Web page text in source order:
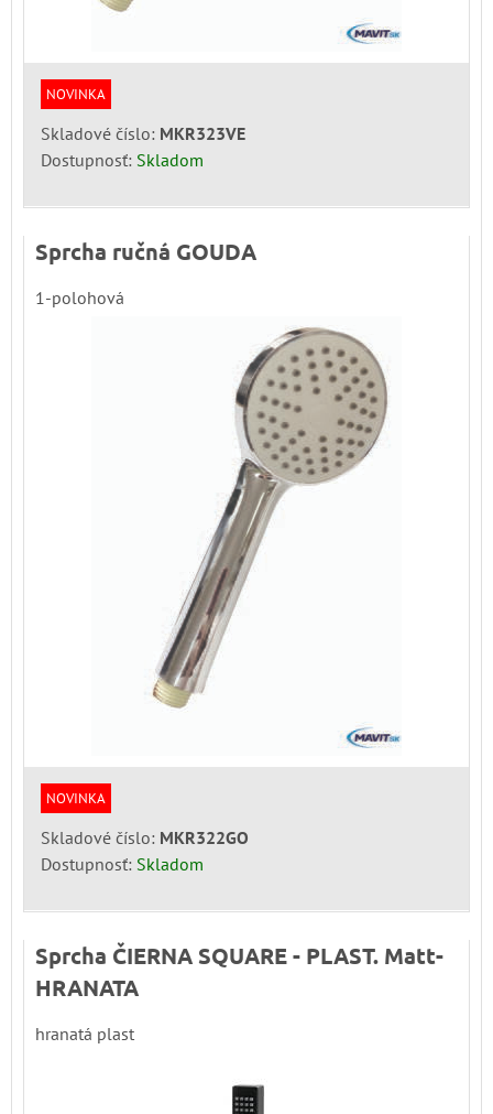
NOVINKA
Skladové číslo: MKR323VE
Dostupnosť: Skladom
Sprcha ručná GOUDA
1-polohová
NOVINKA
Skladové číslo: MKR322GO
Dostupnosť: Skladom
Sprcha ČIERNA SQUARE - PLAST. Matt-
HRANATA
hranatá plast